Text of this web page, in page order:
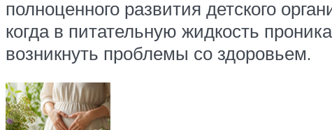
полноценного развития детского
когда в питательную жидкость
возникнуть проблемы со здоровьем.